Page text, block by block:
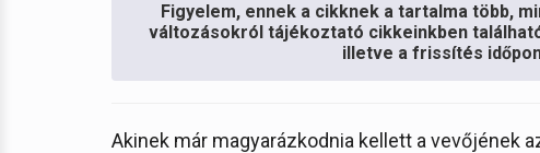
Figyelem, ennek a cikknek a tartalma több,
változásokról tájékoztató cikkeinkben
illetve a frissítés
Akinek már magyarázkodnia kellett a vevőjének